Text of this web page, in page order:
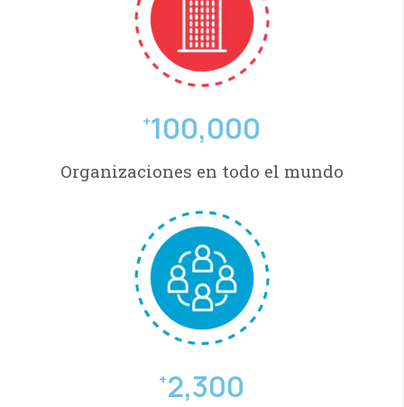
+100,000
Organizaciones en todo el mundo
+2,300